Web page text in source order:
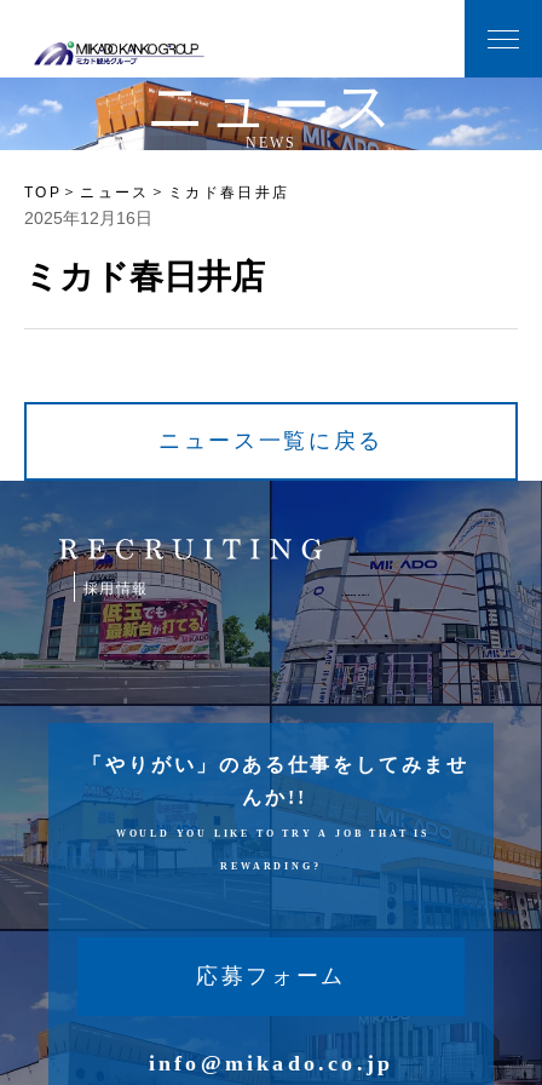
ニュース
NEWS
TOP ニュース ミカド春日井店
2025年12月16日
ミカド春日井店
ニュース一覧に戻る
採用情報
「やりがい」のある仕事をしてみませ
んか!!
WOULD YOU LIKE TO TRY A JOB THAT IS
REWARDING?
応募フォーム
info@mikado.co.jp